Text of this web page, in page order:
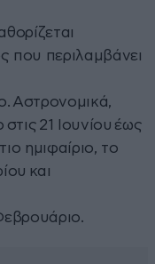
που περιλαμβάνει
Αστρονομικά,
21 Ιουνίου έως
ημιφαίριο, το
και